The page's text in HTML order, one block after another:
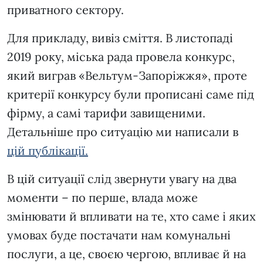
приватного сектору.
Для прикладу, вивіз сміття. В листопаді
2019 року, міська рада провела конкурс,
який виграв «Вельтум-Запоріжжя», проте
критерії конкурсу були прописані саме під
фірму, а самі тарифи завищеними.
Детальніше про ситуацію ми написали в
цій публікації.
В цій ситуації слід звернути увагу на два
моменти – по перше, влада може
змінювати й впливати на те, хто саме і яких
умовах буде постачати нам комунальні
послуги, а це, своєю чергою, впливає й на